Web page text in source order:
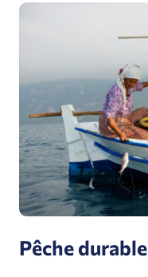
Pêche durable